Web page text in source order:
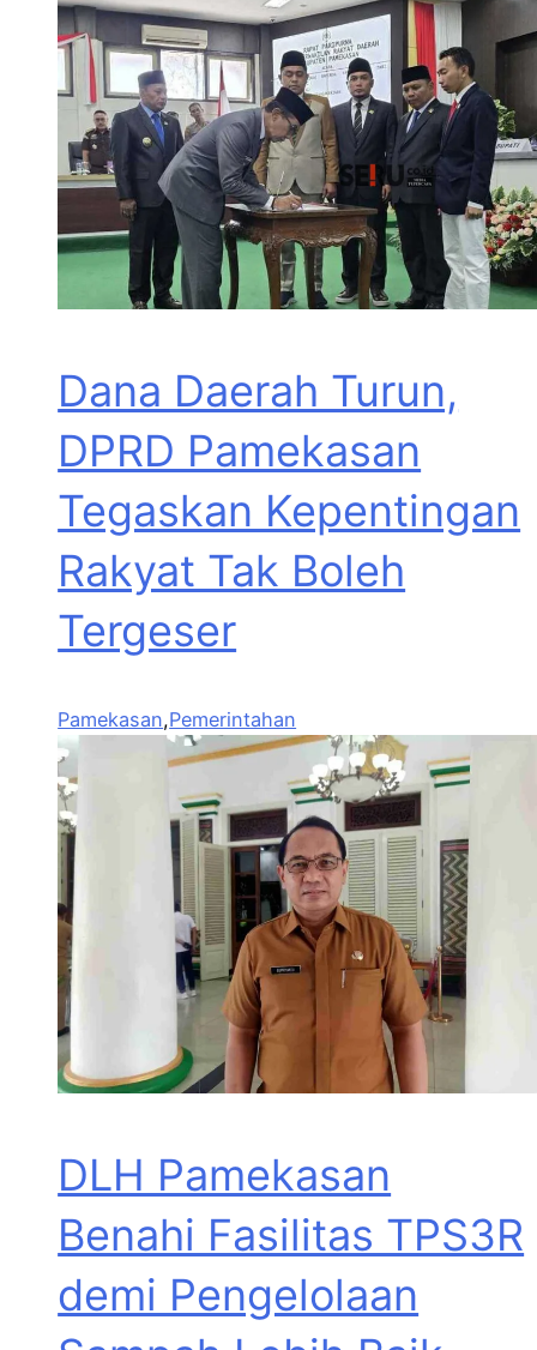
Dana Daerah Turun,
DPRD Pamekasan
Tegaskan Kepentingan
Rakyat Tak Boleh
Tergeser
Pamekasan,Pemerintahan
DLH Pamekasan
Benahi Fasilitas TPS3R
demi Pengelolaan